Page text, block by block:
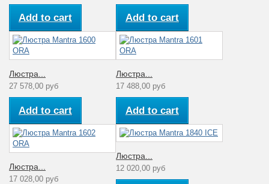
Add to cart Add to cart
Люстра...
27 578,00 руб
Add to cart
Люстра...
17 488,00 руб
Add to cart
Люстра...
17 028,00 руб
Люстра...
12 020,00 руб